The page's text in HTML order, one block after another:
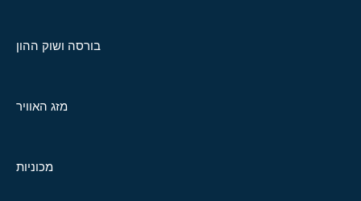
בורסה ושוק ההון
מזג האוויר
מכוניות